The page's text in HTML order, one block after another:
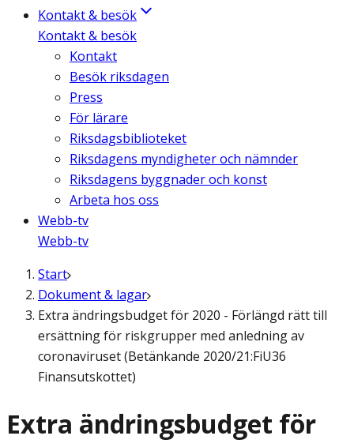
Kontakt & besök
Kontakt & besök
Kontakt
Besök riksdagen
Press
För lärare
Riksdagsbiblioteket
Riksdagens myndigheter och nämnder
Riksdagens byggnader och konst
Arbeta hos oss
Webb-tv
Webb-tv
Start
Dokument & lagar
Extra ändringsbudget för 2020 - Förlängd rätt till
ersättning för riskgrupper med anledning av
coronaviruset (Betänkande 2020/21:FiU36
Finansutskottet)
Extra ändringsbudget för